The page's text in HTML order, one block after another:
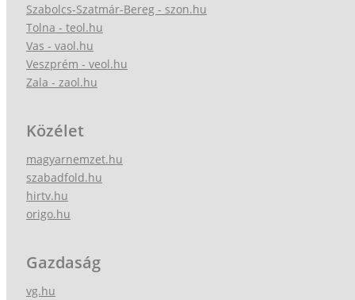
Szabolcs-Szatmár-Bereg - szon.hu
Tolna - teol.hu
Vas - vaol.hu
Veszprém - veol.hu
Zala - zaol.hu
Közélet
magyarnemzet.hu
szabadfold.hu
hirtv.hu
origo.hu
Gazdaság
vg.hu